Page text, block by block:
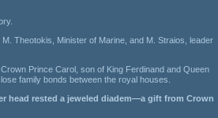
Theotokis, Minister of Marine, and M. Straios, leader
Prince Carol, son of King Ferdinand and Queen
family bonds between the royal houses.
head rested a jeweled diadem—a gift from Crown